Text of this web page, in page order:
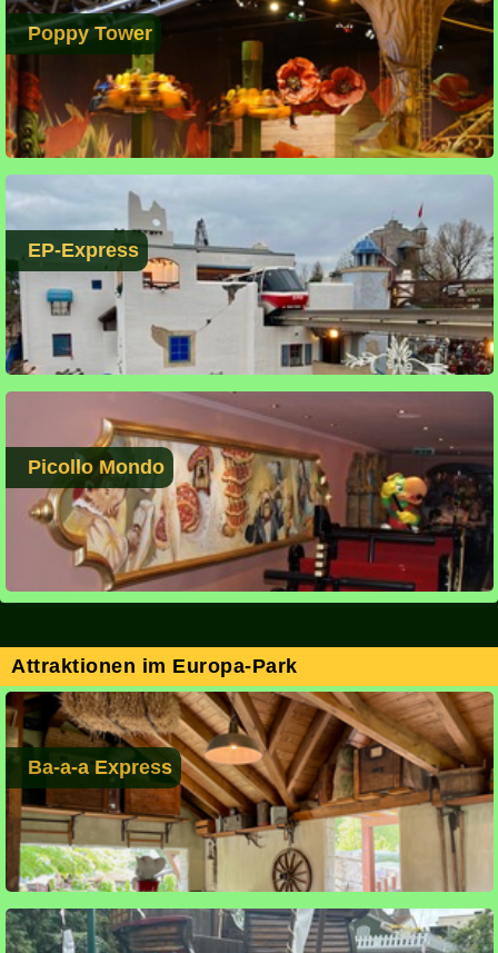
Poppy Tower
EP-Express
Picollo Mondo
Attraktionen im Europa-Park
Ba-a-a Express